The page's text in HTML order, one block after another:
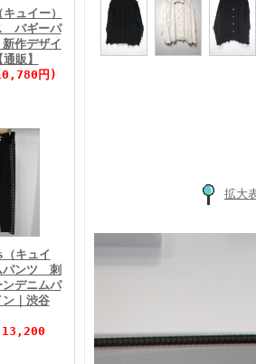
2月号
1月号
ュイー）
バギーパ
作デザイ
販】
円)
キュイ
パンツ 刺
デニムパ
｜渋谷
拡大